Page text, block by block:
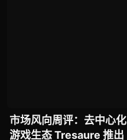
市场风向周评：去中心化
游戏生态 Tresaure 推出